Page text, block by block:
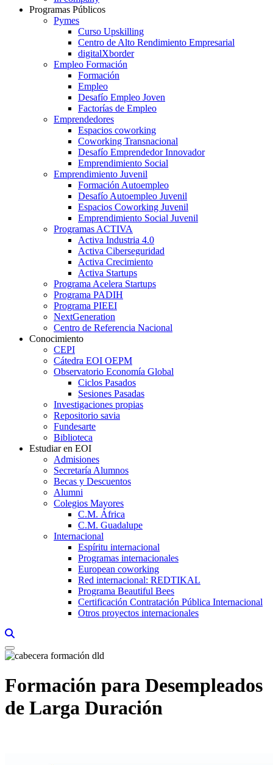
Programas Públicos
Pymes
Curso Upskilling
Centro de Alto Rendimiento Empresarial
digitalXborder
Empleo Formación
Formación
Empleo
Desafío Empleo Joven
Factorías de Empleo
Emprendedores
Espacios coworking
Coworking Transnacional
Desafío Emprendedor Innovador
Emprendimiento Social
Emprendimiento Juvenil
Formación Autoempleo
Desafío Autoempleo Juvenil
Espacios Coworking Juvenil
Emprendimiento Social Juvenil
Programas ACTIVA
Activa Industria 4.0
Activa Ciberseguridad
Activa Crecimiento
Activa Startups
Programa Acelera Startups
Programa PADIH
Programa PIEEI
NextGeneration
Centro de Referencia Nacional
Conocimiento
CEPI
Cátedra EOI OEPM
Observatorio Economía Global
Ciclos Pasados
Sesiones Pasadas
Investigaciones propias
Repositorio savia
Fundesarte
Biblioteca
Estudiar en EOI
Admisiones
Secretaría Alumnos
Becas y Descuentos
Alumni
Colegios Mayores
C.M. África
C.M. Guadalupe
Internacional
Espíritu internacional
Programas internacionales
European coworking
Red internacional: REDTIKAL
Programa Beautiful Bees
Certificación Contratación Pública Internacional
Otros proyectos internacionales
Formación para Desempleados
de Larga Duración